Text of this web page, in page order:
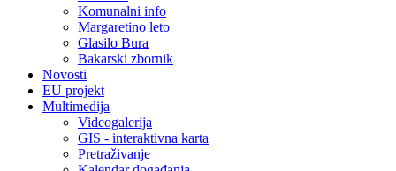
Komunalni info
Margaretino leto
Glasilo Bura
Bakarski zbornik
Novosti
EU projekt
Multimedija
Videogalerija
GIS - interaktivna karta
Pretraživanje